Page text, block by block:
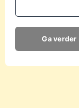
Ga verder